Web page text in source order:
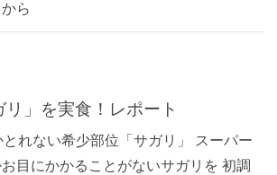
ら
リ」を実食！レポート
れない希少部位「サガリ」 スーパー
目にかかることがないサガリを 初調